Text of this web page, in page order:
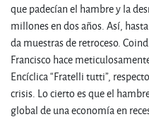
que padecían el hambre y la
millones en dos años. Así,
da muestras de retroceso.
Francisco hace
Encíclica “Fratelli tutti”,
crisis. Lo cierto es que el
global de una economía en